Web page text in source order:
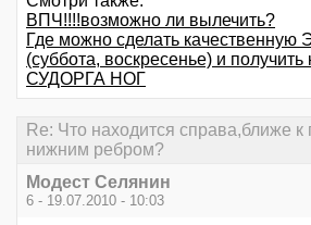
ВПЧ!!!!возможно ли вылечить?
Где можно сделать качественную
(суббота, воскресенье) и получить
СУДОРГА НОГ
Re: Что находится справа,ближе к
нижним ребром?
Модест Селянин
6 - 19.07.2010 - 10:03